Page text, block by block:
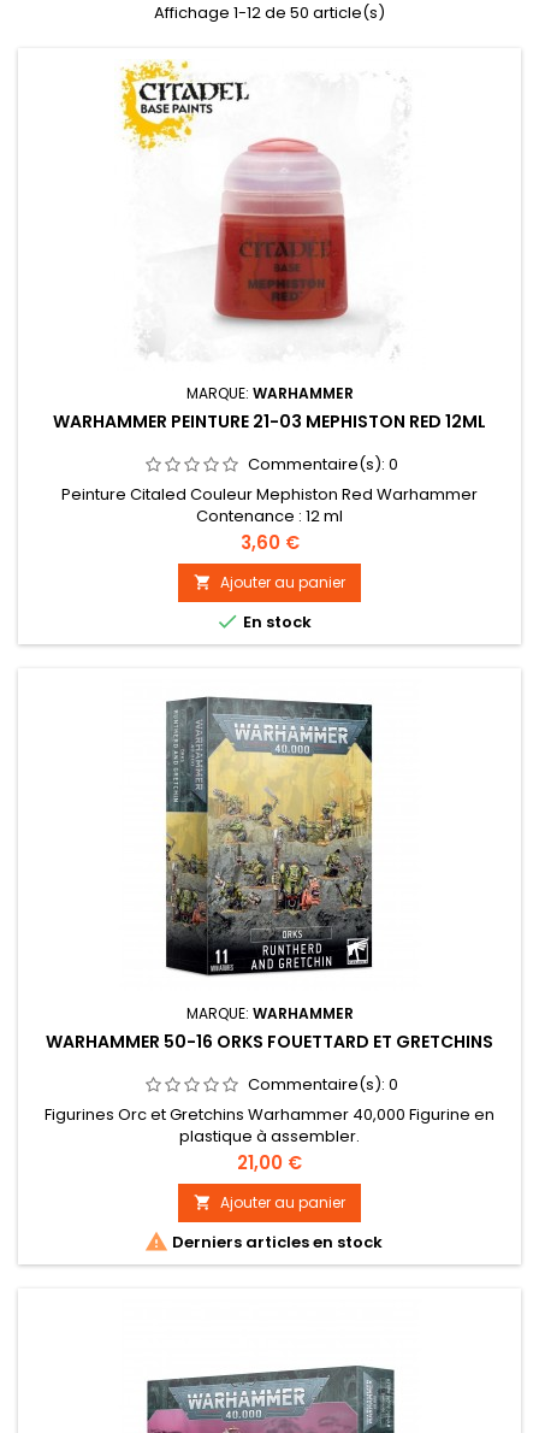
Affichage 1-12 de 50 article(s)
MARQUE: WARHAMMER
WARHAMMER PEINTURE 21-03 MEPHISTON RED 12ML
Commentaire(s): 0
Peinture Citaled Couleur Mephiston Red Warhammer
Contenance : 12 ml
Prix
3,60 €
 Ajouter au panier
 En stock
MARQUE: WARHAMMER
WARHAMMER 50-16 ORKS FOUETTARD ET GRETCHINS
Commentaire(s): 0
Figurines Orc et Gretchins Warhammer 40,000 Figurine en
plastique à assembler.
Prix
21,00 €
 Ajouter au panier
 Derniers articles en stock